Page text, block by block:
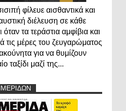
φίλευε αισθαντικά και
διέλευση σε κάθε
τα τεράστια αμφίβια και
τις μέρες του ζευγαρώματος
για να θυμίζουν
ταξίδι μαζί της...